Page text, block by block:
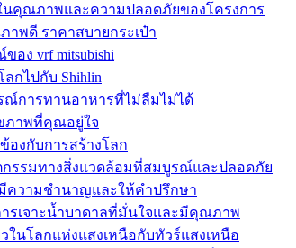
นคุณภาพและความปลอดภัยของโครงการ
พดี ราคาสบายกระเป๋า
อง vrf mitsubishi
กไปกับ Shihlin
ณ์การทานอาหารที่ไม่ลืมไม่ได้
ภาพที่คุณอยู่ใจ
องกับการสร้างโลก
กรรมทางสิ่งแวดล้อมที่สมบูรณ์และปลอดภัย
ความชำนาญและให้คำปรึกษา
รเจาะน้ำบาดาลที่มั่นใจและมีคุณภาพ
ในโลกแห่งแสงเหนือกับทัวร์แสงเหนือ